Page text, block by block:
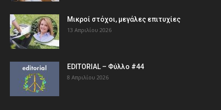
Μικροί στόχοι, μεγάλες επιτυχίες
13 Απριλίου 2026
EDITORIAL – Φύλλο #44
8 Απριλίου 2026